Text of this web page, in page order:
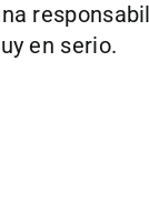
en serio.